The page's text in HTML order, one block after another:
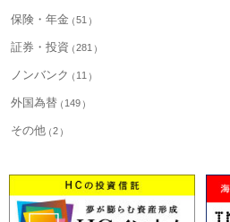
保険・年金 51
証券・投資 281
ノンバンク 11
外国為替 149
その他 2